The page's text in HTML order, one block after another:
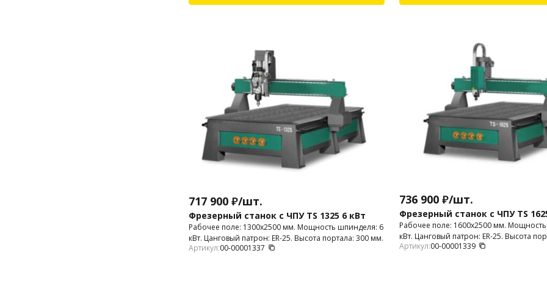
717 900 ₽/шт.
Фрезерный станок с ЧПУ TS 1325 6 кВт
Рабочее поле: 1300х2500 мм. Мощность шпинделя: 6
кВт. Цанговый патрон: ER-25. Высота портала: 300 мм.
Артикул:00-00001337
736 900 ₽/шт.
Фрезерный станок с ЧПУ TS
Рабочее поле: 1600х2500 мм.
кВт. Цанговый патрон: ER-25. Высота
Артикул:00-00001339